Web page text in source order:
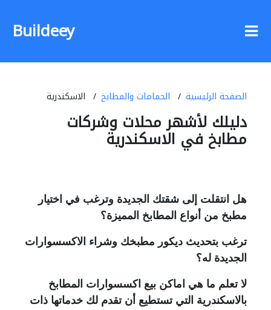
Buildeey
الصفحة الرئيسية الحمامات والمطابخ الاسكندرية
دليلك لأشهر محلات وشركات
مطابخ في الاسكندرية
هل انتقلت إلى شقتك الجديدة وترغب في اختيار
مطبخ من أنواع المطابخ المميزة؟
ترغب بتحديث ديكور مطبخك وشراء الاكسسوارات
الجديدة له؟
لا تعلم ما هي اماكن بيع اكسسوارات المطابخ
بالاسكندرية التي تستطيع أن تقدم لك خدماتها ذات